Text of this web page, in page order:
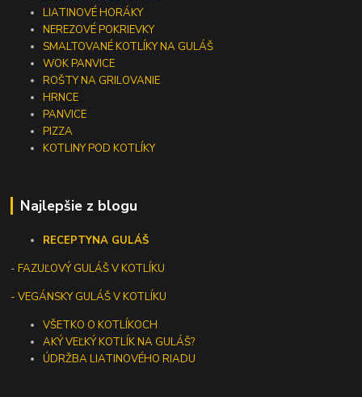
LIATINOVÉ HORÁKY
NEREZOVÉ POKRIEVKY
SMALTOVANÉ KOTLÍKY NA GULÁŠ
WOK PANVICE
ROŠTY NA GRILOVANIE
HRNCE
PANVICE
PIZZA
KOTLINY POD KOTLÍKY
Najlepšie z blogu
RECEPTYNA GULÁŠ
-FAZUĽOVÝ GULÁŠ V KOTLÍKU
- VEGÁNSKY GULÁŠ V KOTLÍKU
VŠETKO O KOTLÍKOCH
AKÝ VEĽKÝ KOTLÍK NA GULÁŠ?
ÚDRŽBA LIATINOVÉHO RIADU